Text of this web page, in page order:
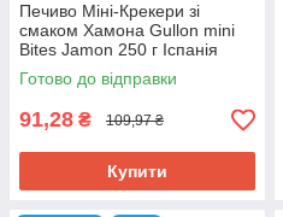
Печиво Міні-Крекери зі
смаком Хамона Gullon mini
Bites Jamon 250 г Іспанія
Готово до відправки
91,28 ₴ 109,97 ₴
Купити